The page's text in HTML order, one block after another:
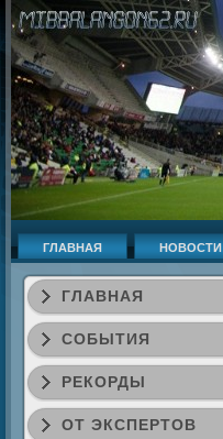
ГЛАВНАЯ НОВОСТИ
ГЛАВНАЯ
СОБЫТИЯ
РЕКОРДЫ
ОТ ЭКСПЕРТОВ